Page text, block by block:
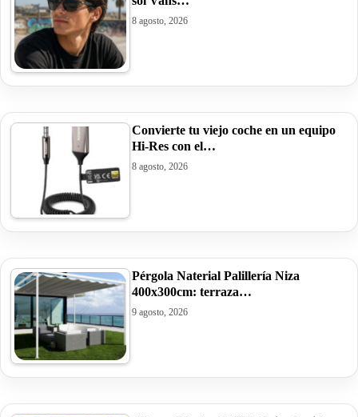
8 agosto, 2026
Convierte tu viejo coche en un equipo
Hi-Res con el…
8 agosto, 2026
Pérgola Naterial Palillería Niza
400x300cm: terraza…
9 agosto, 2026